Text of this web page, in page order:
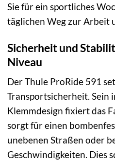
Sie für ein sportliches
täglichen Weg zur Arbeit
Sicherheit und
Niveau
Der Thule ProRide 591
Transportsicherheit. Sein
Klemmdesign fixiert das
sorgt für einen
unebenen Straßen oder
Geschwindigkeiten. Dies